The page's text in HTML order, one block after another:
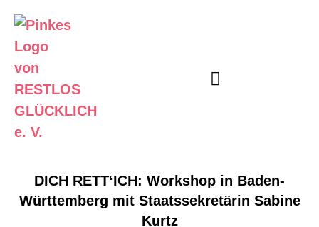
DICH RETT‘ICH: Workshop in Baden-
Württemberg mit Staatssekretärin Sabine
Kurtz